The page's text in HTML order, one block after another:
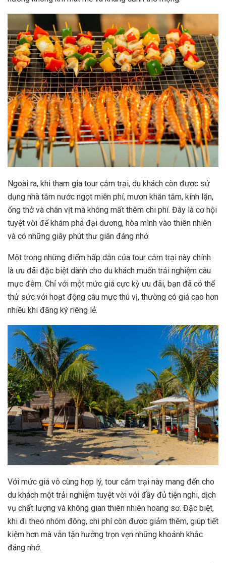
Ngoài ra, khi tham gia tour cắm trại, du khách còn được sử
dụng nhà tắm nước ngọt miễn phí, mượn khăn tắm, kính lặn,
ống thở và chân vịt mà không mất thêm chi phí. Đây là cơ hội
tuyệt vời để khám phá đại dương, hòa mình vào thiên nhiên
và có những giây phút thư giãn đáng nhớ.
Một trong những điểm hấp dẫn của tour cắm trại này chính
là ưu đãi đặc biệt dành cho du khách muốn trải nghiệm câu
mực đêm. Chỉ với một mức giá cực kỳ ưu đãi, bạn đã có thể
thử sức với hoạt động câu mực thú vị, thường có giá cao hơn
nhiều khi đăng ký riêng lẻ.
Với mức giá vô cùng hợp lý, tour cắm trại này mang đến cho
du khách một trải nghiệm tuyệt vời với đầy đủ tiện nghi, dịch
vụ chất lượng và không gian thiên nhiên hoang sơ. Đặc biệt,
khi đi theo nhóm đông, chi phí còn được giảm thêm, giúp tiết
kiệm hơn mà vẫn tận hưởng trọn vẹn những khoảnh khắc
đáng nhớ.